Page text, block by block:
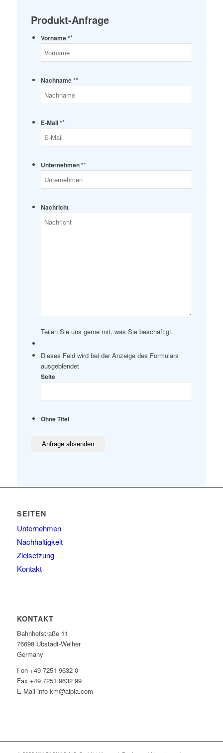
Produkt-Anfrage
Vorname **
Nachname **
E-Mail **
Unternehmen **
Nachricht
Teilen Sie uns gerne mit, was Sie beschäftigt.
Dieses Feld wird bei der Anzeige des Formulars
ausgeblendet
Seite
Ohne Titel
SEITEN
Unternehmen
Nachhaltigkeit
Zielsetzung
Kontakt
KONTAKT
Bahnhofstraße 11
76698 Ubstadt-Weiher
Germany
Fon +49 7251 9632 0
Fax +49 7251 9632 99
E-Mail info-km@alpla.com